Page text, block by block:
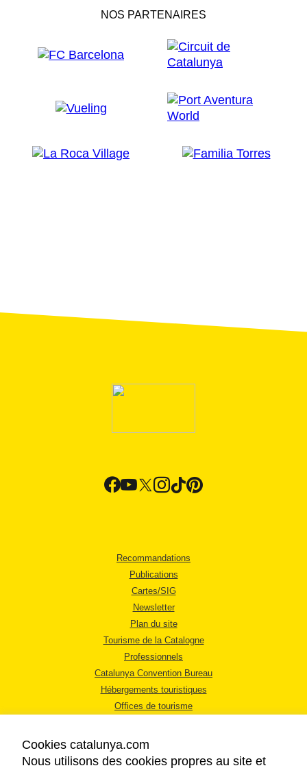
NOS PARTENAIRES
Recommandations
Publications
Cartes/SIG
Newsletter
Plan du site
Tourisme de la Catalogne
Professionnels
Catalunya Convention Bureau
Hébergements touristiques
Offices de tourisme
Cookies catalunya.com
Nous utilisons des cookies propres au site et